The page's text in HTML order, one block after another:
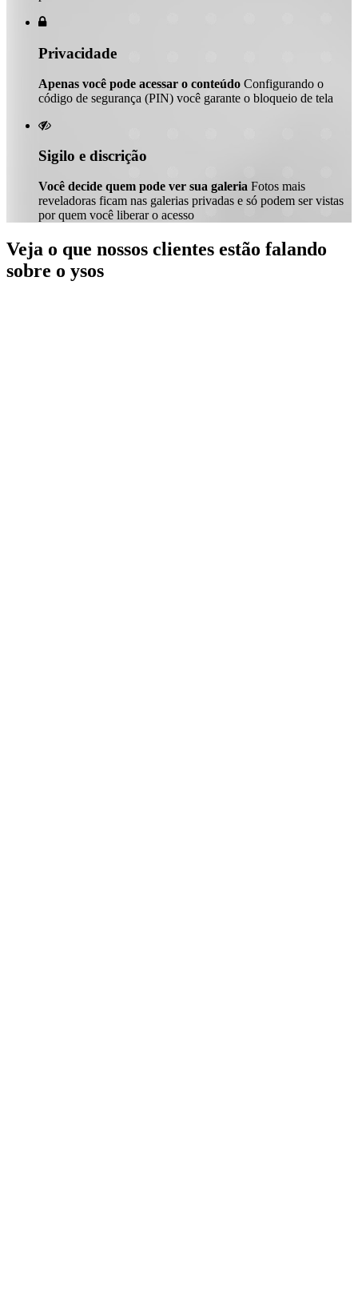

Privacidade
Apenas você pode acessar o conteúdo Configurando o
código de segurança (PIN) você garante o bloqueio de tela

Sigilo e discrição
Você decide quem pode ver sua galeria Fotos mais
reveladoras ficam nas galerias privadas e só podem ser vistas
por quem você liberar o acesso
Veja o que nossos clientes estão falando
sobre o ysos